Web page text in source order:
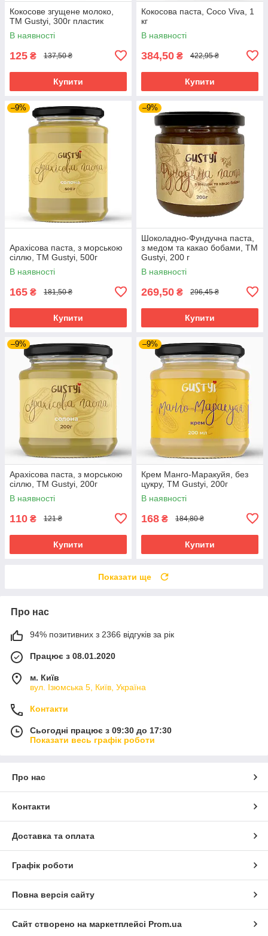
Кокосове згущене молоко,
ТМ Gustyi, 300г пластик
В наявності
125 ₴ 137,50 ₴
Купити
Кокосова паста, Coco Viva, 1
кг
В наявності
384,50 ₴ 422,95 ₴
Купити
–9%
Арахісова паста, з морською
сіллю, ТМ Gustyi, 500г
В наявності
165 ₴ 181,50 ₴
Купити
–9%
Шоколадно-Фундучна паста,
з медом та какао бобами, ТМ
Gustyi, 200 г
В наявності
269,50 ₴ 296,45 ₴
Купити
–9%
Арахісова паста, з морською
сіллю, ТМ Gustyi, 200г
В наявності
110 ₴ 121 ₴
Купити
–9%
Крем Манго-Маракуйя, без
цукру, ТМ Gustyi, 200г
В наявності
168 ₴ 184,80 ₴
Купити
Показати ще
Про нас
94% позитивних з 2366 відгуків за рік
Працює з 08.01.2020
м. Київ
вул. Ізюмська 5, Київ, Україна
Контакти
Сьогодні працює з 09:30 до 17:30
Показати весь графік роботи
Про нас
Контакти
Доставка та оплата
Графік роботи
Повна версія сайту
Сайт створено на маркетплейсі Prom.ua